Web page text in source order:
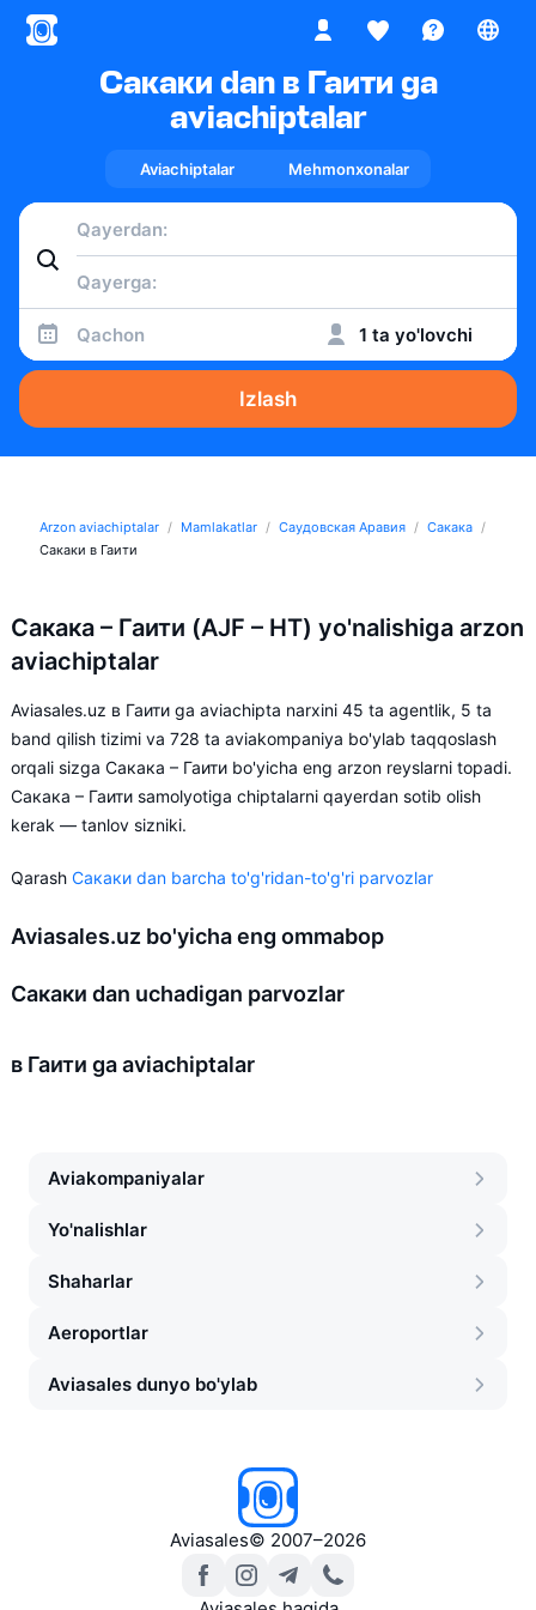
Сакаки dan в Гаити ga
aviachiptalar
Aviachiptalar Mehmonxonalar
Qachon 1 ta yo'lovchi
Izlash
Arzon aviachiptalar Mamlakatlar Саудовская Аравия
Сакака
Сакаки в Гаити
Сакака – Гаити (AJF – HT) yo'nalishiga arzon
aviachiptalar
Aviasales.uz в Гаити ga aviachipta narxini 45 ta agentlik, 5 ta
band qilish tizimi va 728 ta aviakompaniya bo'ylab taqqoslash
orqali sizga Сакака – Гаити bo'yicha eng arzon reyslarni topadi.
Сакака – Гаити samolyotiga chiptalarni qayerdan sotib olish
kerak — tanlov sizniki.
Qarash Сакаки dan barcha to'g'ridan-to'g'ri parvozlar
Aviasales.uz bo'yicha eng ommabop
Сакаки dan uchadigan parvozlar
в Гаити ga aviachiptalar
Aviakompaniyalar
Yo'nalishlar
Shaharlar
Aeroportlar
Aviasales dunyo bo'ylab
Aviasales© 2007–2026